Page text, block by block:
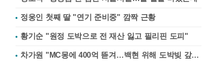
정웅인 첫째 딸 "연기 준비중" 깜짝 근황
황기순 "원정 도박으로 전 재산 잃고 필리핀 도피"
차가원 "MC몽에 400억 뜯겨…백현 위해 도박빚 갚아줘"